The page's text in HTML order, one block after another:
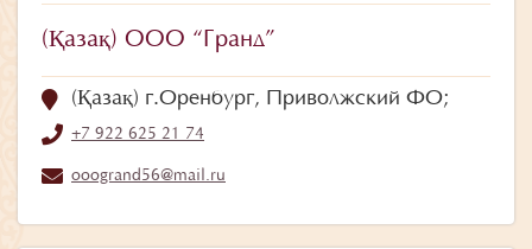
(Қазақ) ООО “Гранд”
(Қазақ) г.Оренбург, Приволжский ФО;
+7 922 625 21 74
ooogrand56@mail.ru